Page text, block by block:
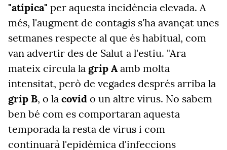
"atípica" per aquesta incidència elevada. A
més, l'augment de contagis s'ha avançat unes
setmanes respecte al que és habitual, com
van advertir des de Salut a l'estiu. "Ara
mateix circula la grip Aamb molta
intensitat, però de vegades després arriba la
grip B, o la covid o un altre virus. No sabem
ben bé com es comportaran aquesta
temporada la resta de virus i com
continuarà l'epidèmica d'infeccions